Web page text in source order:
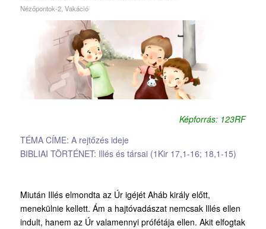
Nézőpontok-2, Vakáció
Képforrás: 123RF
TÉMA CÍME: A rejtőzés ideje
BIBLIAI TÖRTÉNET: Illés és társai (1Kir 17,1-16; 18,1-15)
Miután Illés elmondta az Úr igéjét Aháb király előtt,
menekülnie kellett. Ám a hajtóvadászat nemcsak Illés ellen
indult, hanem az Úr valamennyi prófétája ellen. Akit elfogtak